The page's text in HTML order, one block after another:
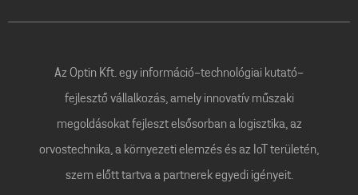
Az Optin Kft. egy információ-technológiai kutató-
fejlesztő vállalkozás, amely innovatív műszaki
megoldásokat fejleszt elsősorban a logisztika, az
orvostechnika, a környezeti elemzés és az IoT területén,
szem előtt tartva a partnerek egyedi igényeit.